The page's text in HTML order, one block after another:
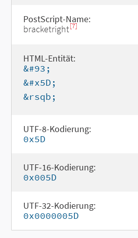
PostScript-Name:
bracketright[7]
HTML-Entität:
&#93;
&#x5D;
&rsqb;
UTF-8-Kodierung:
0x5D
UTF-16-Kodierung:
0x005D
UTF-32-Kodierung:
0x0000005D